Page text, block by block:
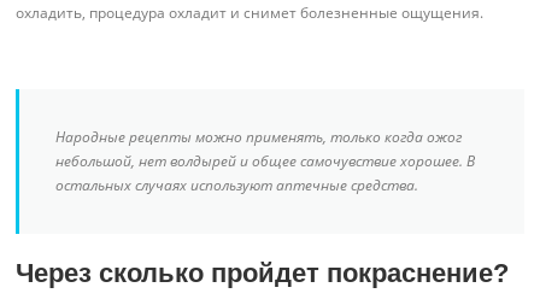
охладить, процедура охладит и снимет болезненные ощущения.
Народные рецепты можно применять, только когда ожог
небольшой, нет волдырей и общее самочувствие хорошее. В
остальных случаях используют аптечные средства.
Через сколько пройдет покраснение?